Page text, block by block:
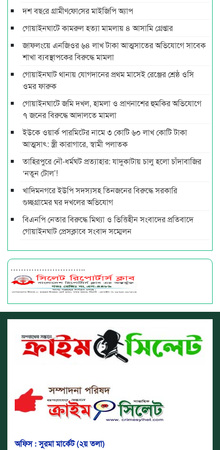
দশ বছ‌রে গ্রামীণ‌ফো‌সের মাইজিপি অ্যাপ
গোয়াইনঘাটে কামরুল হত্যা মামলায় ৪ আসামি গ্রেপ্তার
জাফলংয়ে এনজিওর ৬৪ লাখ টাকা আত্মসাতের অভিযোগে সাবেক
শাখা ব্যবস্থাপকের বিরুদ্ধে মামলা
গোয়াইনঘাট থানায় যোগদানের প্রথম মাসেই রেঞ্জের শ্রেষ্ঠ ওসি
ওমর ফারুক
গোয়াইনঘাটে জমি দখল, হামলা ও প্রাণনাশের হুমকির অভিযোগে
৭ জনের বিরুদ্ধে আদালতে মামলা
ইউকে ওয়ার্ক পারমিটের নামে ৩ কোটি ৬০ লাখ কোটি টাকা
আত্মসাৎ: স্ত্রী কারাগারে, স্বামী পলাতক
তাহিরপুরে নৌ-ধর্মঘট প্রত্যাহার: যাদুকাটায় চালু হলো চাঁদাবাজির
‘নতুন টোল’!
খাদিমনগরে ইউপি সদস্যসহ তিনজনের বিরুদ্ধে সরকারি
গুচ্ছগ্রামের ঘর দখলের অভিযোগ
বিএনপি নেতার বিরুদ্ধে মিথ্যা ও ভিত্তিহীন সংবাদের প্রতিবাদে
গোয়াইনঘাট প্রেসক্লাবে সংবাদ সম্মেলন
………………………..
অফিস : সুরমা মার্কেট (২য় তলা)